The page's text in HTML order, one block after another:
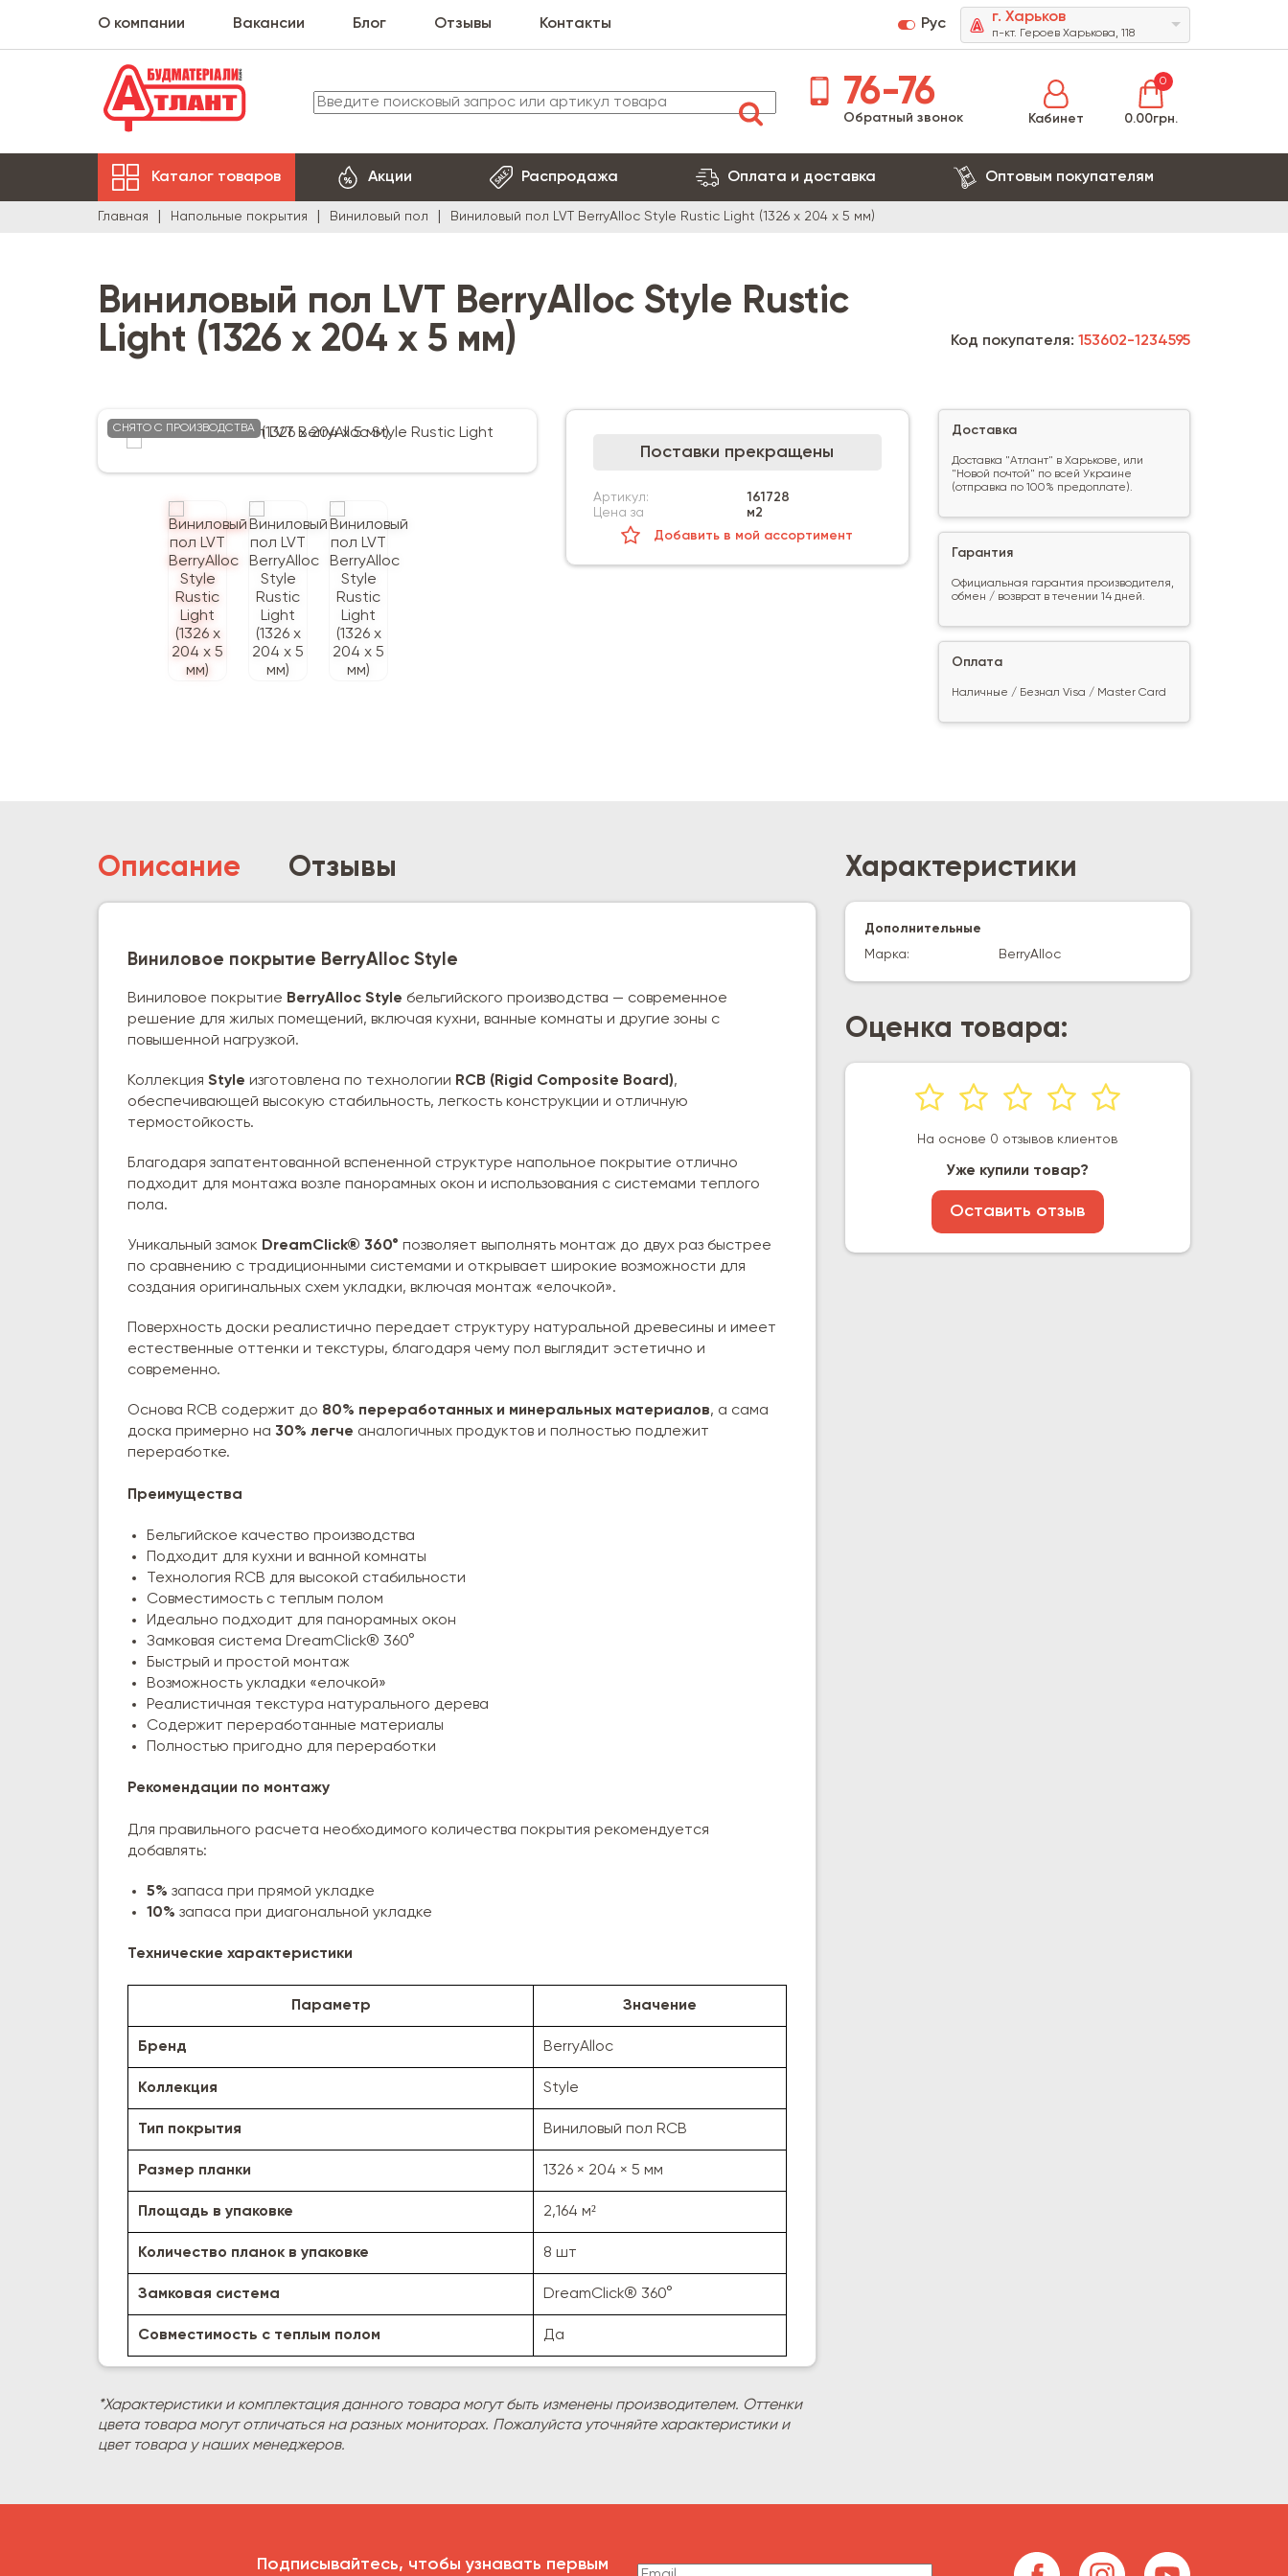
О компании Вакансии Блог Отзывы Контакты Рус г. Харьков
п-кт. Героев Харькова, 118
76-76
Обратный звонок Кабинет
0
0.00грн.
Каталог товаров Акции Распродажа Оплата и доставка Оптовым покупателям
Главная Напольные покрытия Виниловый пол Виниловый пол LVT BerryAlloc Style Rustic Light (1326 х 204 х 5 мм)
Виниловый пол LVT BerryAlloc Style Rustic
Light (1326 х 204 х 5 мм)
СНЯТО С ПРОИЗВОДСТВА
Поставки прекращены
Артикул:
161728
Цена за
м2
Добавить в мой ассортимент
Код покупателя: 153602-1234595
Доставка
Доставка "Атлант" в Харькове, или
"Новой почтой" по всей Украине
(отправка по 100% предоплате).
Гарантия
Официальная гарантия производителя,
обмен / возврат в течении 14 дней.
Оплата
Наличные / Безнал Visa / Master Card
Описание Отзывы
Виниловое покрытие BerryAlloc Style
Виниловое покрытие BerryAlloc Style бельгийского производства — современное
решение для жилых помещений, включая кухни, ванные комнаты и другие зоны с
повышенной нагрузкой.
Коллекция Style изготовлена по технологии RCB (Rigid Composite Board),
обеспечивающей высокую стабильность, легкость конструкции и отличную
термостойкость.
Благодаря запатентованной вспененной структуре напольное покрытие отлично
подходит для монтажа возле панорамных окон и использования с системами теплого
пола.
Уникальный замок DreamClick® 360° позволяет выполнять монтаж до двух раз быстрее
по сравнению с традиционными системами и открывает широкие возможности для
создания оригинальных схем укладки, включая монтаж «елочкой».
Поверхность доски реалистично передает структуру натуральной древесины и имеет
естественные оттенки и текстуры, благодаря чему пол выглядит эстетично и
современно.
Основа RCB содержит до 80% переработанных и минеральных материалов, а сама
доска примерно на 30% легче аналогичных продуктов и полностью подлежит
переработке.
Преимущества
Бельгийское качество производства
Подходит для кухни и ванной комнаты
Технология RCB для высокой стабильности
Совместимость с теплым полом
Идеально подходит для панорамных окон
Замковая система DreamClick® 360°
Быстрый и простой монтаж
Возможность укладки «елочкой»
Реалистичная текстура натурального дерева
Содержит переработанные материалы
Полностью пригодно для переработки
Рекомендации по монтажу
Для правильного расчета необходимого количества покрытия рекомендуется
добавлять:
5% запаса при прямой укладке
10% запаса при диагональной укладке
Технические характеристики
Параметр Значение
Бренд BerryAlloc
Коллекция Style
Тип покрытия Виниловый пол RCB
Размер планки 1326 × 204 × 5 мм
Площадь в упаковке 2,164 м²
Количество планок в упаковке 8 шт
Замковая система DreamClick® 360°
Совместимость с теплым полом Да
*Характеристики и комплектация данного товара могут быть изменены производителем. Оттенки
цвета товара могут отличаться на разных мониторах. Пожалуйста уточняйте характеристики и
цвет товара у наших менеджеров.
Характеристики
Дополнительные
Марка:
BerryAlloc
Оценка товара:
На основе 0 отзывов клиентов
Уже купили товар?
Оставить отзыв
Подписывайтесь, чтобы узнавать первым